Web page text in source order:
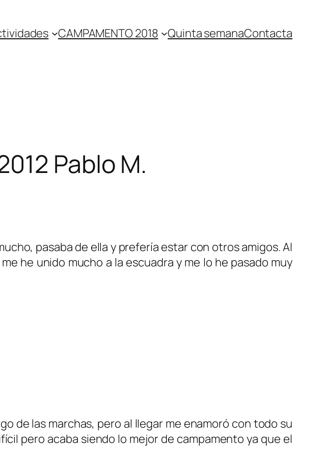
CAMPAMENTO 2018 Quinta semanaContacta
Pablo M.
pasaba de ella y prefería estar con otros amigos. Al
he unido mucho a la escuadra y me lo he pasado muy
de las marchas, pero al llegar me enamoró con todo su
pero acaba siendo lo mejor de campamento ya que el